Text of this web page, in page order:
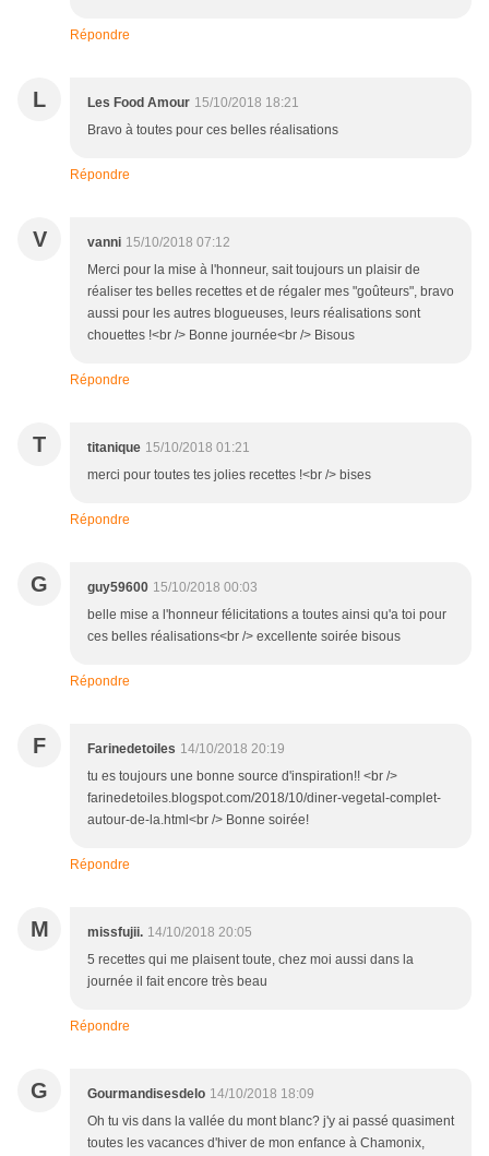
Répondre
L Les Food Amour 15/10/2018 18:21
Bravo à toutes pour ces belles réalisations
Répondre
V vanni 15/10/2018 07:12
Merci pour la mise à l'honneur, sait toujours un plaisir de
réaliser tes belles recettes et de régaler mes "goûteurs", bravo
aussi pour les autres blogueuses, leurs réalisations sont
chouettes !<br /> Bonne journée<br /> Bisous
Répondre
T titanique 15/10/2018 01:21
merci pour toutes tes jolies recettes !<br /> bises
Répondre
G guy59600 15/10/2018 00:03
belle mise a l'honneur félicitations a toutes ainsi qu'a toi pour
ces belles réalisations<br /> excellente soirée bisous
Répondre
F Farinedetoiles 14/10/2018 20:19
tu es toujours une bonne source d'inspiration!! <br />
farinedetoiles.blogspot.com/2018/10/diner-vegetal-complet-
autour-de-la.html<br /> Bonne soirée!
Répondre
M missfujii. 14/10/2018 20:05
5 recettes qui me plaisent toute, chez moi aussi dans la
journée il fait encore très beau
Répondre
G Gourmandisesdelo 14/10/2018 18:09
Oh tu vis dans la vallée du mont blanc? j'y ai passé quasiment
toutes les vacances d'hiver de mon enfance à Chamonix,